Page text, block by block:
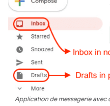
Application de messagerie avec